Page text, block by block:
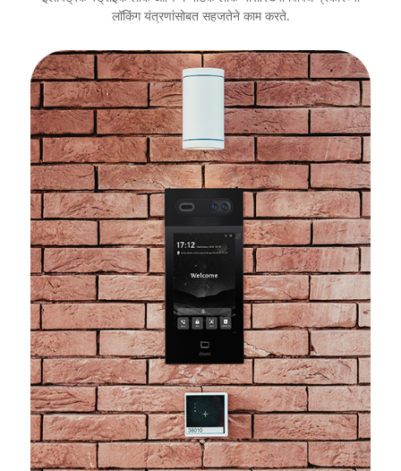
लॉकिंग यंत्रणांसोबत सहजतेने काम करते.